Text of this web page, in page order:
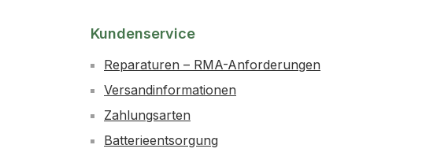
Kundenservice
Reparaturen – RMA-Anforderungen
Versandinformationen
Zahlungsarten
Batterieentsorgung